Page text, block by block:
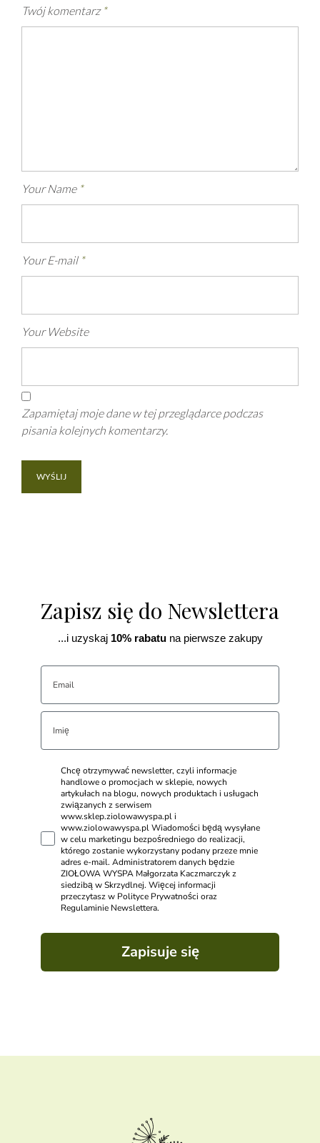
Twój komentarz *
Your Name *
Your E-mail *
Your Website
Zapamiętaj moje dane w tej przeglądarce podczas
pisania kolejnych komentarzy.
Zapisz się do Newslettera
...i uzyskaj10% rabatuna pierwsze zakupy
Chcę otrzymywać newsletter, czyli informacje
handlowe o promocjach w sklepie, nowych
artykułach na blogu, nowych produktach i usługach
związanych z serwisem
www.sklep.ziolowawyspa.pl i
www.ziolowawyspa.pl Wiadomości będą wysyłane
w celu marketingu bezpośredniego do realizacji,
którego zostanie wykorzystany podany przeze mnie
adres e-mail. Administratorem danych będzie
ZIOŁOWA WYSPA Małgorzata Kaczmarczyk z
siedzibą w Skrzydlnej. Więcej informacji
przeczytasz w Polityce Prywatności oraz
Regulaminie Newslettera.
Zapisuje się